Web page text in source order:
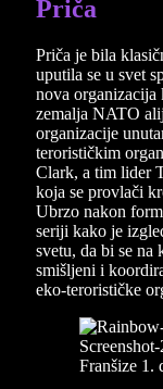
Priča
Priča je bila
uputila se u svet
nova organizacija
zemalja NATO
organizacije
terorističkim
Clark, a tim lider
koja se provlači
Ubrzo nakon
seriji kako je
svetu, da bi se na
smišljeni i
eko-terorističke